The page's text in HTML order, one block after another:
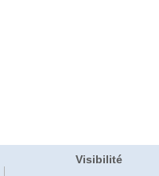
Visibilité